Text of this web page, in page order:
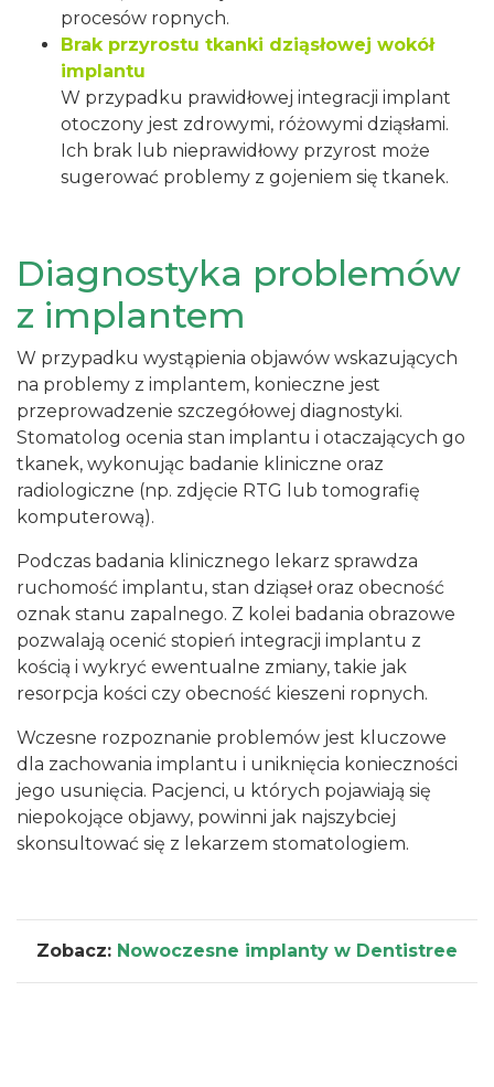
procesów ropnych.
Brak przyrostu tkanki dziąsłowej wokół
implantu
W przypadku prawidłowej integracji implant
otoczony jest zdrowymi, różowymi dziąsłami.
Ich brak lub nieprawidłowy przyrost może
sugerować problemy z gojeniem się tkanek.
Diagnostyka problemów
z implantem
W przypadku wystąpienia objawów wskazujących
na problemy z implantem, konieczne jest
przeprowadzenie szczegółowej diagnostyki.
Stomatolog ocenia stan implantu i otaczających go
tkanek, wykonując badanie kliniczne oraz
radiologiczne (np. zdjęcie RTG lub tomografię
komputerową).
Podczas badania klinicznego lekarz sprawdza
ruchomość implantu, stan dziąseł oraz obecność
oznak stanu zapalnego. Z kolei badania obrazowe
pozwalają ocenić stopień integracji implantu z
kością i wykryć ewentualne zmiany, takie jak
resorpcja kości czy obecność kieszeni ropnych.
Wczesne rozpoznanie problemów jest kluczowe
dla zachowania implantu i uniknięcia konieczności
jego usunięcia. Pacjenci, u których pojawiają się
niepokojące objawy, powinni jak najszybciej
skonsultować się z lekarzem stomatologiem.
Zobacz: Nowoczesne implanty w Dentistree